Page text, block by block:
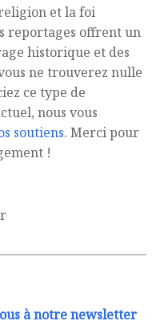
et la foi
reportages offrent un
historique et des
ne trouverez nulle
ce type de
nous vous
soutiens. Merci pour
!
à notre newsletter